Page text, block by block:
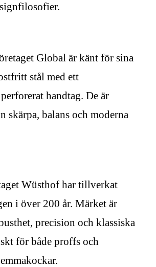
Global är känt för sina
stål med ett
handtag. De är
skärpa, balans och moderna
Wüsthof har tillverkat
i över 200 år. Märket är
precision och klassiska
för både proffs och